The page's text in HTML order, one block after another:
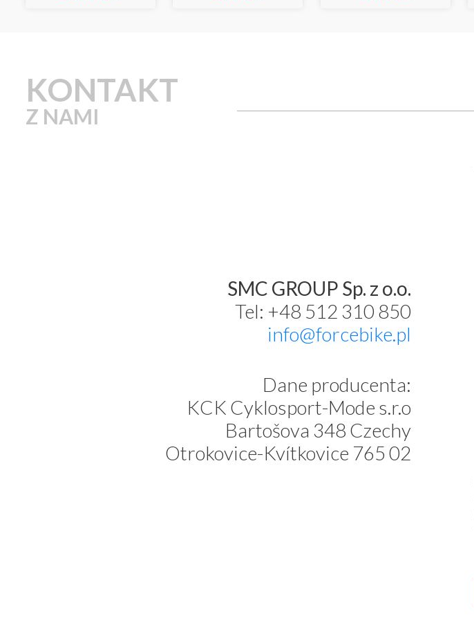
KONTAKT
Z NAMI
SMC GROUP Sp. z o.o.
Tel: +48 512 310 850
info@forcebike.pl
Dane producenta:
KCK Cyklosport-Mode s.r.o
Bartošova 348 Czechy
Otrokovice-Kvítkovice 765 02